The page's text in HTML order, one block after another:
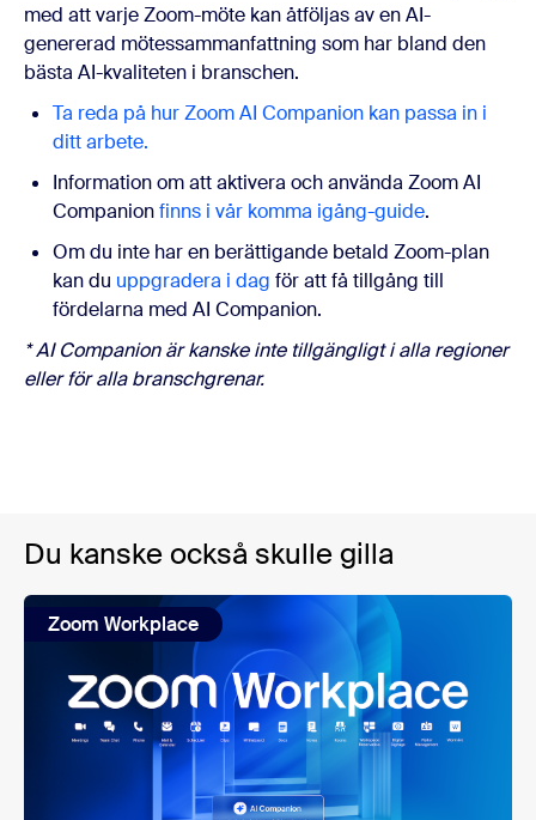
med att varje Zoom-möte kan åtföljas av en AI-
genererad mötessammanfattning som har bland den
bästa AI-kvaliteten i branschen.
Ta reda på hur Zoom AI Companion kan passa in i
ditt arbete.
Information om att aktivera och använda Zoom AI
Companionfinns i vår komma igång-guide.
Om du inte har en berättigande betald Zoom-plan
kan du uppgradera i dag för att få tillgång till
fördelarna med AI Companion.
* AI Companion är kanske inte tillgängligt i alla regioner
eller för alla branschgrenar.
Du kanske också skulle gilla
Zoom Workplace